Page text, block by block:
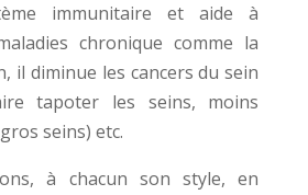
immunitaire et aide à
chronique comme la
il diminue les cancers du sein
tapoter les seins, moins
seins) etc.
à chacun son style, en